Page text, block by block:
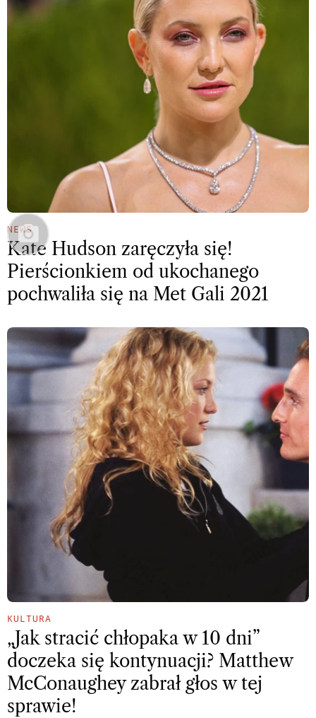
NEWS
Kate Hudson zaręczyła się!
Pierścionkiem od ukochanego
pochwaliła się na Met Gali 2021
KULTURA
„Jak stracić chłopaka w 10 dni”
doczeka się kontynuacji? Matthew
McConaughey zabrał głos w tej
sprawie!